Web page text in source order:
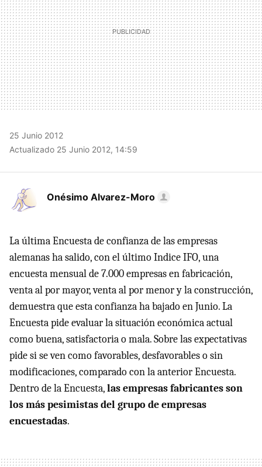
25 Junio 2012
Actualizado 25 Junio 2012, 14:59
Onésimo Alvarez-Moro
La última Encuesta de confianza de las empresas
alemanas ha salido, con el último IndiceIFO, una
encuesta mensual de 7.000 empresas en fabricación,
venta al por mayor, venta al por menor y la construcción,
demuestra que esta confianza ha bajado en Junio. La
Encuesta pide evaluar la situación económica actual
como buena, satisfactoria o mala. Sobre las expectativas
pide si se ven como favorables, desfavorables o sin
modificaciones, comparado con la anterior Encuesta.
Dentro de la Encuesta,las empresas fabricantes son
los más pesimistas del grupo de empresas
encuestadas.